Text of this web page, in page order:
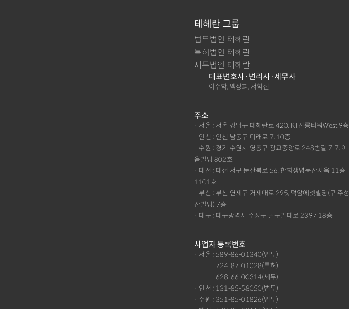
테헤란 그룹
법무법인 테헤란
특허법인 테헤란
세무법인 테헤란
대표변호사·변리사·세무사
이수학, 백상희, 서혁진
주소
· 서울 : 서울 강남구 테헤란로 420, KT선릉타워West 9층
· 인천 : 인천 남동구 미래로 7, 10층
· 수원 : 경기 수원시 영통구 광교중앙로 248번길 7-7, 이
음빌딩 802호
· 대전 : 대전 서구 둔산북로 56, 한화생명둔산사옥 11층
1101호
· 부산 : 부산 연제구 거제대로 295, 덕암에셋빌딩(구 주성
산빌딩) 7층
· 대구 : 대구광역시 수성구 달구벌대로 2397 18층
사업자 등록번호
· 서울 : 589-86-01340(법무)
724-87-01028(특허)
628-66-00314(세무)
· 인천 : 131-85-58050(법무)
· 수원 : 351-85-01826(법무)